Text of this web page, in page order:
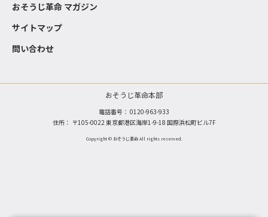
おそうじ革命 マガジン
サイトマップ
問い合わせ
おそうじ革命本部
電話番号： 0120-963-933
住所： 〒105-0022 東京都港区海岸1-9-18 国際浜松町ビル7F
Copyright © おそうじ革命 All rights reserved.